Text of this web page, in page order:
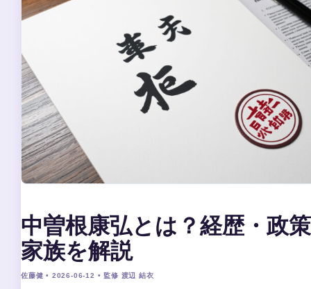
中曽根康弘とは？経歴・政
家族を解説
佐藤健 • 2026-06-12 • 監修 渡辺 結衣